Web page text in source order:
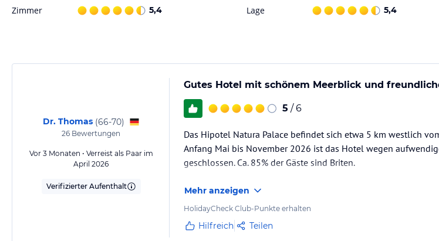
Allgemeine und unverbindliche Hoteliers-/Veranstalter-/Kataloginformationen. Alle Angaben ohne
Gewähr und ohne Prüfung durch HolidayCheck. Bitte lies vor der Buchung die verbindlichen Angebotsdetails
Zimmer 5,4 Lage 5,4
Dr. Thomas (66-70)
26 Bewertungen
Vor 3 Monaten • Verreist als Paar im
April 2026
Verifizierter Aufenthalt
Gutes Hotel mit schönem Meerblick und
5 / 6
Das Hipotel Natura Palace befindet sich etwa 5 km westlich
Anfang Mai bis November 2026 ist das Hotel wegen
geschlossen. Ca. 85% der Gäste sind Briten.
Mehr anzeigen
HolidayCheck Club-Punkte erhalten
Hilfreich Teilen